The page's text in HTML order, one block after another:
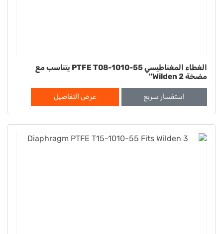
الغطاء المغناطيسي PTFE T08-1010-55 يتناسب مع
مضخة Wilden 2"
استفسار سريع عرض التفاصيل